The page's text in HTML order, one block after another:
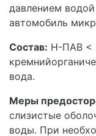
давлением
автомобиль
Состав: Н-ПАВ <
вода.
Меры
слизистые
воды. При